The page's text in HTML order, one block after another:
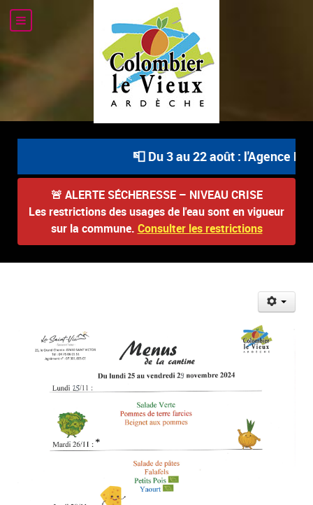
📮 Du 3 au 22 août : l'Agence
🚨 ALERTE SÉCHERESSE – NIVEAU CRISE
Les restrictions des usages de l'eau sont en vigueur
sur la commune. Consulter les restrictions